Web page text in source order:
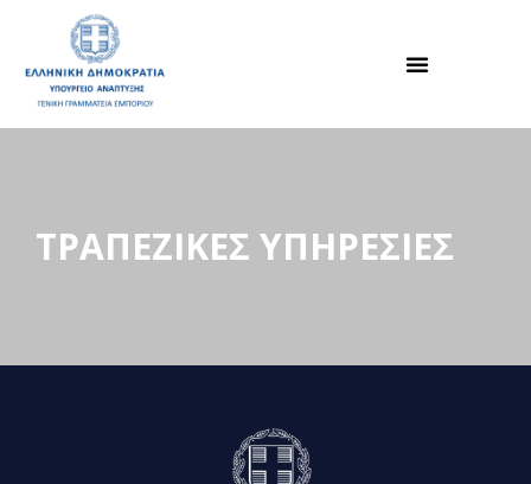
ΤΡΑΠΕΖΙΚΕΣ ΥΠΗΡΕΣΙΕΣ